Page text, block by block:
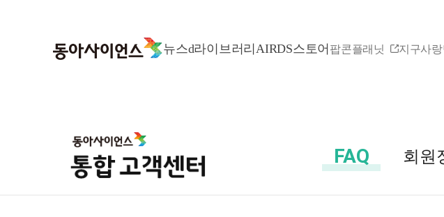
뉴스d라이브러리AIRDS스토어 팝콘플래닛 지구사랑
본문 바로가기 FAQ 회원